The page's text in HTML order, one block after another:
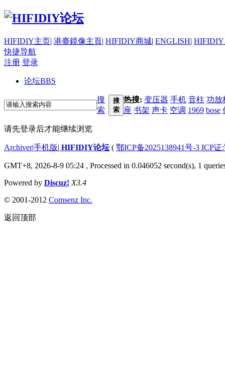
HIFIDIY主页| 港臺鏡像主頁| HIFIDIY商城| ENGLISH|
快捷导航
注册 登录
论坛BBS
搜
索
搜
索
热搜: 变压器 手机 音柱 功放
座 书架 声卡 空调 1969 bose
请先登录后才能继续浏览
Archiver|手机版| HIFIDIY论坛( 鄂ICP备2025138941号-3 ICP
GMT+8, 2026-8-9 05:24 , Processed in 0.046052 second(s), 1
Powered by Discuz! X3.4
© 2001-2012 Comsenz Inc.
返回顶部